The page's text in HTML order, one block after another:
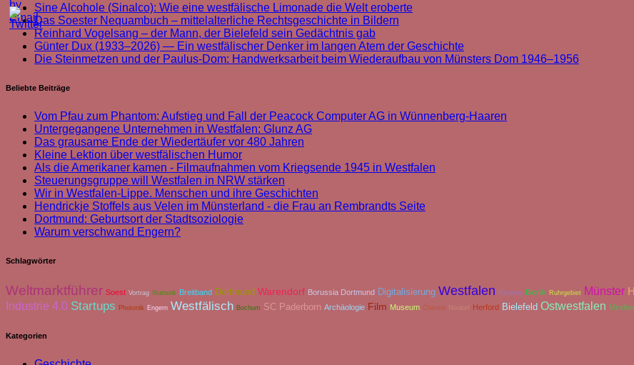
Sine Alcohole (Sinalco): Wie eine westfälische Limonade die Welt eroberte
Das Soester Nequambuch – mittelalterliche Rechtsgeschichte in Bildern
Reinhard Vogelsang – der Mann, der Bielefeld sein Gedächtnis gab
Günter Dux (1933–2026) — Ein westfälischer Denker im langen Atem der Geschichte
Die Steinmetzen und der Paulus-Dom: Handwerksarbeit beim Wiederaufbau von Münsters Dom 1946–1956
Beliebte Beiträge
Vom Pfau zum Phantom: Aufstieg und Fall der Peacock Computer AG in Wünnenberg-Haaren
Untergegangene Unternehmen in Westfalen: Glunz AG
Das grausame Ende der Wiedertäufer vor 480 Jahren
Kleine Lektion über westfälischen Humor
Als die Amerikaner kamen - Filmaufnahmen vom Kriegsende 1945 in Westfalen
Steuerungsgruppe will Westfalen in NRW stärken
Wir in Westfalen-Lippe. Menschen und ihre Geschichten
Hendrickje Stoffels aus Velen im Münsterland - die Frau an Rembrandts Seite
Dortmund: Geburtsort der Stadtsoziologie
Warum verschwand Engern?
Schlagwörter
Weltmarktführer Soest Vortrag Statistik Breitband Dortmund Warendorf Borussia Dortmund Digitalisierung Westfalen Ranking Bionik Ruhrgebiet Münster
Industrie 4.0 Startups Photonik Engern Westfälisch Bochum SC Paderborn Archäologie Film Museum Chemie Nixdorf Herford Bielefeld Ostwestfalen Minden
Kategorien